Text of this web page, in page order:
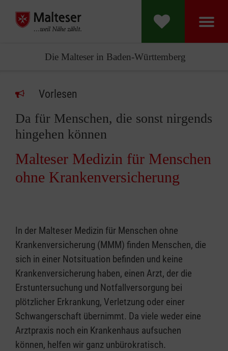
Die Malteser in Baden-Württemberg
Vorlesen
Da für Menschen, die sonst nirgends
hingehen können
Malteser Medizin für Menschen
ohne Krankenversicherung
In der Malteser Medizin für Menschen ohne
Krankenversicherung (MMM) finden Menschen, die
sich in einer Notsituation befinden und keine
Krankenversicherung haben, einen Arzt, der die
Erstuntersuchung und Notfallversorgung bei
plötzlicher Erkrankung, Verletzung oder einer
Schwangerschaft übernimmt. Da viele weder eine
Arztpraxis noch ein Krankenhaus aufsuchen
können, helfen wir ganz unbürokratisch.